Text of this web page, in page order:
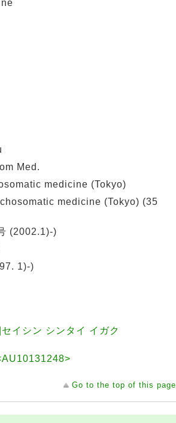
Med.
medicine (Tokyo)
medicine (Tokyo) (35
(2002.1)-)
1)-)
イシン シンタイ イガク
Go to the top of this page